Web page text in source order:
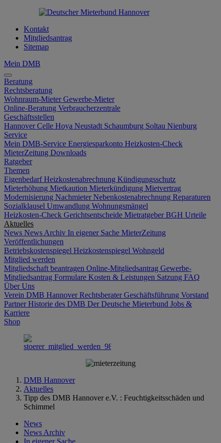
Kontakt
Mitgliedsantrag
Sitemap
Mein DMB
Beratung
Rechtsberatung
Wohnraum-MieterGewerbe-Mieter
Online-Beratung Verbraucherzentrale
Geschäftsstellen
HannoverCelle Hoya Neustadt Schaumburg Soltau Nienburg
Service
Mein DMB-Service Energiesparkonto Heizkosten-Check
MieterZeitung Downloads
Ratgeber
Themen
EigenbedarfHeizkostenabrechnung Kündigungsschutz
Mieterhöhung Mietkaution Mieterkündigung Mietvertrag
Modernisierung NachmieterNebenkostenabrechnung Reparaturen
Sozialklausel Umwandlung Wohnungsmängel
Heizkosten-Check Gerichtsentscheide MietratgeberBGH Urteile
Aktuelles
News News Archiv In eigener Sache MieterZeitung
Veröffentlichungen
Betriebskostenspiegel Heizkostenspiegel Wohngeld
Mitglied werden
Mitgliedschaft beantragen Online-Mitgliedsantrag Gewerbe-
Mitgliedsantrag Formulare Kosten & Leistungen Satzung FAQ
Über Uns
Verein DMB HannoverRechtsberaterGeschäftsführung Vorstand
PartnerHistorie des DMB Der Deutsche Mieterbund Jobs &
Karriere
Shop
DMB Hannover
Aktuelles
Tipp des DMB Hannover e.V. : Feuchtigkeitsschäden und
Schimmel
News
News Archiv
In eigener Sache